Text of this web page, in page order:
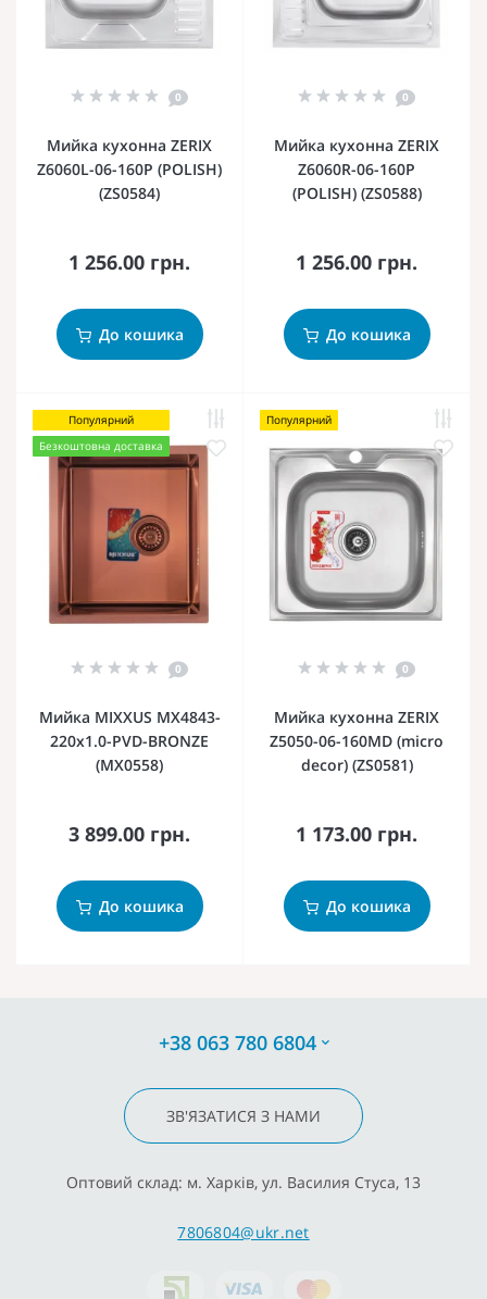
0
Мийка кухонна ZERIX
Z6060L-06-160P (POLISH)
(ZS0584)
1 256.00 грн.
До кошика
0
Мийка кухонна ZERIX
Z6060R-06-160P
(POLISH) (ZS0588)
1 256.00 грн.
До кошика
Популярний
Безкоштовна доставка
0
Мийка MIXXUS MX4843-
220x1.0-PVD-BRONZE
(MX0558)
3 899.00 грн.
До кошика
Популярний
0
Мийка кухонна ZERIX
Z5050-06-160MD (micro
decor) (ZS0581)
1 173.00 грн.
До кошика
+38 063 780 6804
ЗВ'ЯЗАТИСЯ З НАМИ
Оптовий склад: м. Харків, ул. Василия Стуса, 13
7806804@ukr.net